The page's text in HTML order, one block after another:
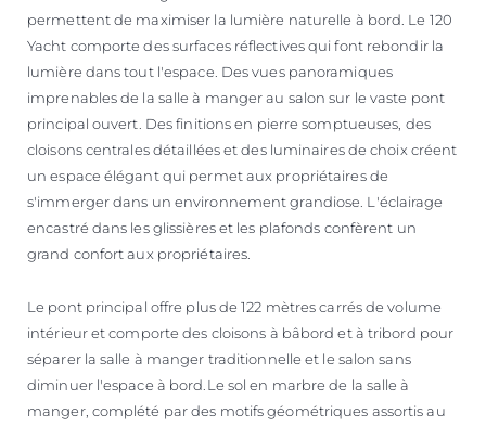
permettent de maximiser la lumière naturelle à bord. Le 120
Yacht comporte des surfaces réflectives qui font rebondir la
lumière dans tout l'espace. Des vues panoramiques
imprenables de la salle à manger au salon sur le vaste pont
principal ouvert. Des finitions en pierre somptueuses, des
cloisons centrales détaillées et des luminaires de choix créent
un espace élégant qui permet aux propriétaires de
s'immerger dans un environnement grandiose. L'éclairage
encastré dans les glissières et les plafonds confèrent un
grand confort aux propriétaires.
Le pont principal offre plus de 122 mètres carrés de volume
intérieur et comporte des cloisons à bâbord et à tribord pour
séparer la salle à manger traditionnelle et le salon sans
diminuer l'espace à bord.Le sol en marbre de la salle à
manger, complété par des motifs géométriques assortis au